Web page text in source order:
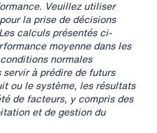
Veuillez utiliser
la prise de décisions
calculs présentés ci-
moyenne dans les
normales
à prédire de futurs
ou le système, les résultats
de facteurs, y compris des
et de gestion du